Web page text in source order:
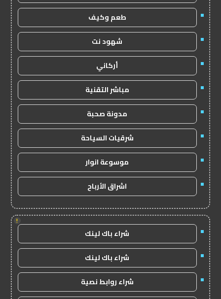
طعم وكيف
شهود نت
أركاني
مباشر التقنية
مدونة صحبة
شرقيات السياحة
موسوعة انوار
اشراق الأرباح
!
شراء باك لينك
شراء باك لينك
شراء روابط نصية